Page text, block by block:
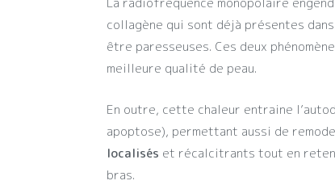
collagène qui sont déjà présentes
être paresseuses. Ces deux
meilleure qualité de peau.
En outre, cette chaleur entraine
apoptose), permettant aussi de
localisés et récalcitrants tout en
bras.